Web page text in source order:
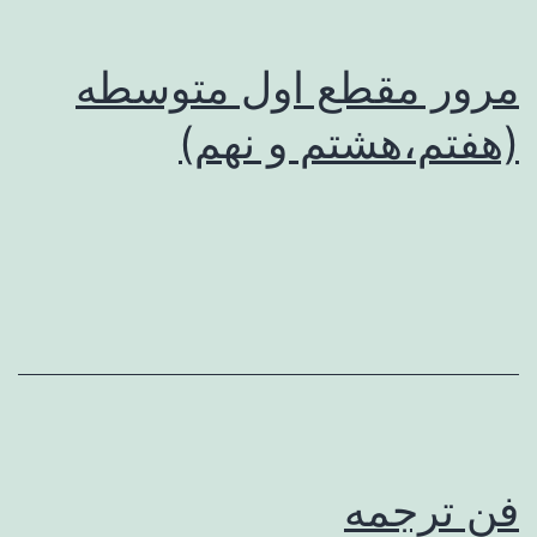
مرور مقطع اول متوسطه
(هفتم،هشتم و نهم)
فن ترجمه